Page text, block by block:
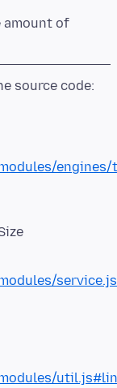
amount of